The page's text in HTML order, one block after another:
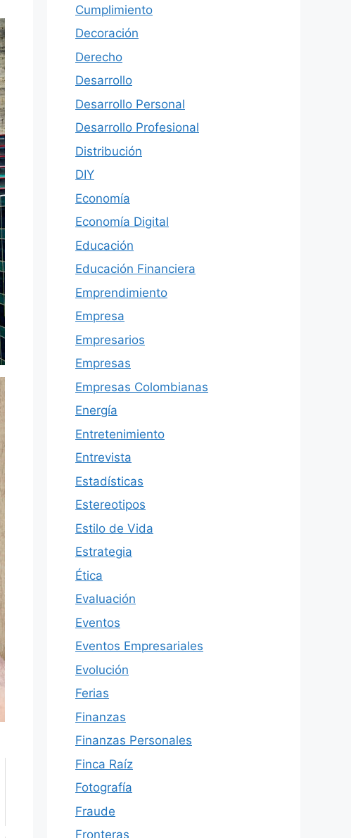
Cumplimiento
Decoración
Derecho
Desarrollo
Desarrollo Personal
Desarrollo Profesional
Distribución
DIY
Economía
Economía Digital
Educación
Educación Financiera
Emprendimiento
Empresa
Empresarios
Empresas
Empresas Colombianas
Energía
Entretenimiento
Entrevista
Estadísticas
Estereotipos
Estilo de Vida
Estrategia
Ética
Evaluación
Eventos
Eventos Empresariales
Evolución
Ferias
Finanzas
Finanzas Personales
Finca Raíz
Fotografía
Fraude
Fronteras